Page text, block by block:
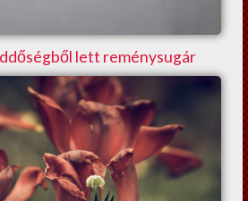
lett reménysugár